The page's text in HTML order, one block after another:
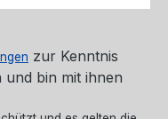
zur Kenntnis
und bin mit ihnen